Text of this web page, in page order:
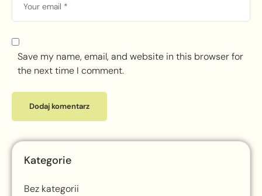
Save my name, email, and website in this browser for
the next time I comment.
Kategorie
Bez kategorii